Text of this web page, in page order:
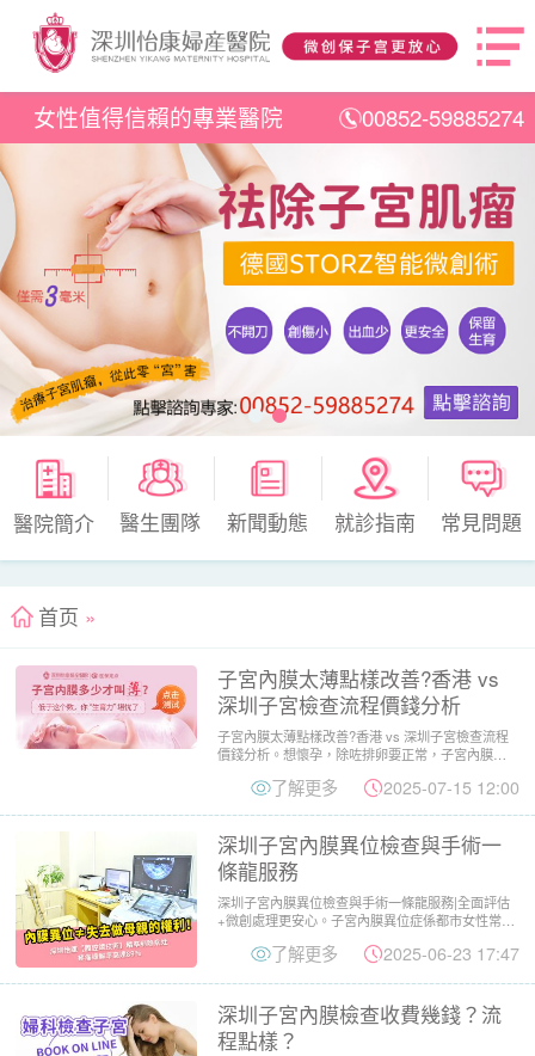
女性值得信賴的專業醫院 00852-59885274
醫院簡介 醫生團隊 新聞動態 就診指南 常見問題
首页 »
子宮內膜太薄點樣改善?香港 vs
深圳子宮檢查流程價錢分析
子宮內膜太薄點樣改善?香港 vs 深圳子宮檢查流程
價錢分析。想懷孕，除咗排卵要正常，子宮內膜厚
了解更多 2025-07-15 12:00
深圳子宮內膜異位檢查與手術一
條龍服務
深圳子宮內膜異位檢查與手術一條龍服務|全面評估
+微創處理更安心。子宮內膜異位症係都市女性常見
了解更多 2025-06-23 17:47
深圳子宮內膜檢查收費幾錢？流
程點樣？